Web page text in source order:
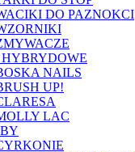
DO PAZNOKCI
NAILS
UP!
LAC